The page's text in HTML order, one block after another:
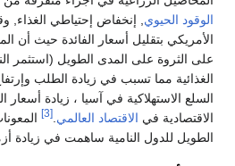
إحتياطي الغذاء, وقام نظام الاحتياط
الفائدة حيث أن المال لم يعد وسيلة للحفاظ
الطويل (استثمر الناس أموالهم في السلع
الطلب وإرتفاع الأسعار) ، زيادة
، زيادة أسعار البترول ، والتغيرات
العالمي.
[3]
المعونات الغذائية على المدى
ساهمت في زيادة أزمة أسعار الغذاء عالميا.